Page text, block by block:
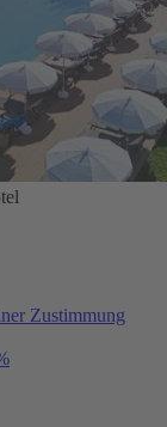
Zustimmung